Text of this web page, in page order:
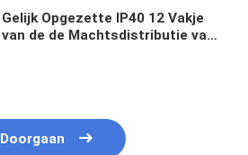
Gelijk Opgezette IP40 12 Vakje
van de de Machtsdistributie van
Doorgaan